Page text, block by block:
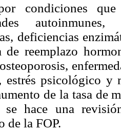
condiciones
deficiencias
de reemplazo
estrés psicológico y
de la tasa de
se hace una
de la FOP.